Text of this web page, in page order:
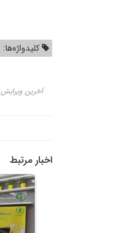
کلیدواژه‌ها:
آخرین ویرایش ۱۰ خرداد ۱۴۰۵
اخبار مرتبط